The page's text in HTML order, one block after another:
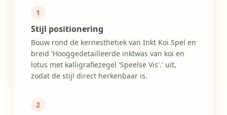
1
Stijl positionering
Bouw rond de kernesthetiek van Inkt Koi Spel en
breid 'Hooggedetailleerde inktwas van koi en
lotus met kalligrafiezegel 'Speelse Vis'.' uit,
zodat de stijl direct herkenbaar is.
2